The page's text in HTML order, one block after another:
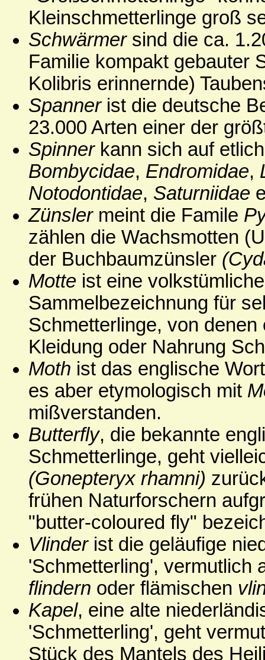
Kleinschmetterlinge groß
Schwärmersind die ca.
Familie kompakt gebauter
Kolibris erinnernde)
Spannerist die deutsche
23.000 Arten einer der
Spinnerkann sich auf
Bombycidae, Endromidae,
Notodontidae, Saturniidae
Zünslermeint die Famile
zählen die Wachsmotten
der Buchbaumzünsler
Motte ist eine
Sammelbezeichnung für
Schmetterlinge, von
Kleidung oder Nahrung
Moth ist das englische
es aber etymologisch mit
mißverstanden.
Butterfly, die bekannte
Schmetterlinge, geht
(Gonepteryx rhamni)
frühen Naturforschern
"butter-coloured fly"
Vlinderist die geläufige
'Schmetterling', vermutlich
flindern oder flämischen
Kapel, eine alte
'Schmetterling', geht
Stück des Mantels des